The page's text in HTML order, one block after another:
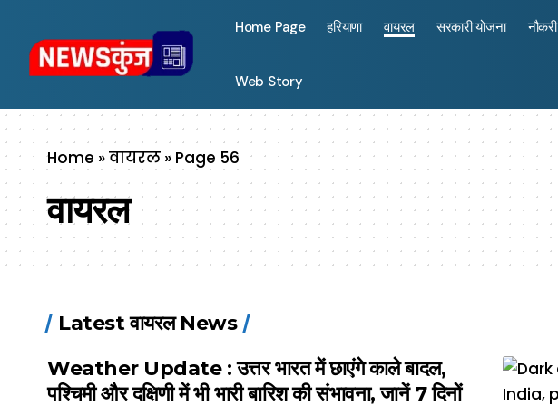
Home Page हरियाणा वायरल सरकारी योजना नौकरी
Web Story
Home »वायरल » Page 56
वायरल
Latest वायरल News
Weather Update : उत्तर भारत में छाएंगे काले बादल,
पश्चिमी और दक्षिणी में भी भारी बारिश की संभावना, जानें 7 दिनों